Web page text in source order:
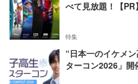
べて見放題！【PR】
特集
“日本一のイケメ
ターコン2026」開